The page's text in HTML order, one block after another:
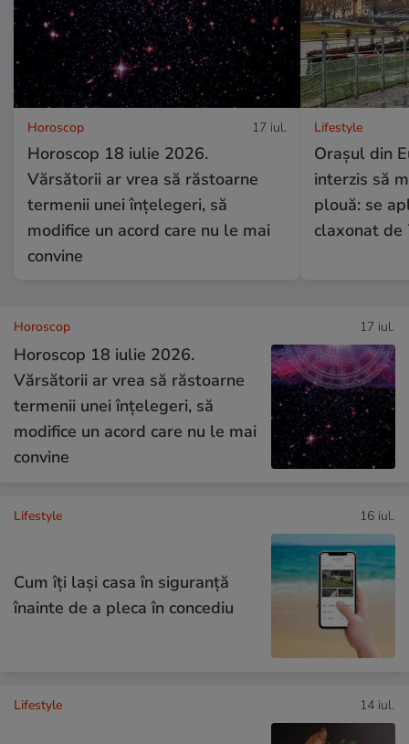
Horoscop 17 iul.
Horoscop 18 iulie 2026.
Vărsătorii ar vrea să răstoarne
termenii unei înțelegeri, să
modifice un acord care nu le mai
convine
Lifestyle
Orașul din
interzis să
plouă: se
claxonat de
Horoscop 17 iul.
Horoscop 18 iulie 2026.
Vărsătorii ar vrea să răstoarne
termenii unei înțelegeri, să
modifice un acord care nu le mai
convine
Lifestyle 16 iul.
Cum îţi laşi casa în siguranţă
înainte de a pleca în concediu
Lifestyle 14 iul.